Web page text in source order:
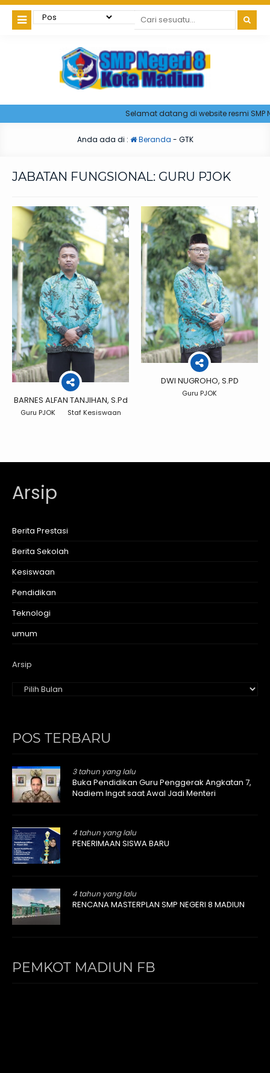
Selamat datang di website resmi SMP
Anda ada di : Beranda - GTK
JABATAN FUNGSIONAL: GURU PJOK
BARNES ALFAN TANJIHAN, S.Pd
Guru PJOK Staf Kesiswaan
DWI NUGROHO, S.PD
Guru PJOK
Arsip
Berita Prestasi
Berita Sekolah
Kesiswaan
Pendidikan
Teknologi
umum
Arsip
POS TERBARU
3 tahun yang lalu
Buka Pendidikan Guru Penggerak Angkatan 7,
Nadiem Ingat saat Awal Jadi Menteri
4 tahun yang lalu
PENERIMAAN SISWA BARU
4 tahun yang lalu
RENCANA MASTERPLAN SMP NEGERI 8 MADIUN
PEMKOT MADIUN FB